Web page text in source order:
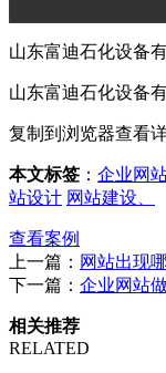
山东富迪石化设备
山东富迪石化设备
复制到浏览器查看
本文标签 ： 企业网
站设计 网站建设、
查看案例
上一篇： 网站出现
下一篇： 企业网站
相关推荐
RELATED